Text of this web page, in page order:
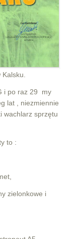
Kalsku.
i po raz 29 my
lat , niezmiennie
wachlarz sprzętu
to :
zielonkowe i